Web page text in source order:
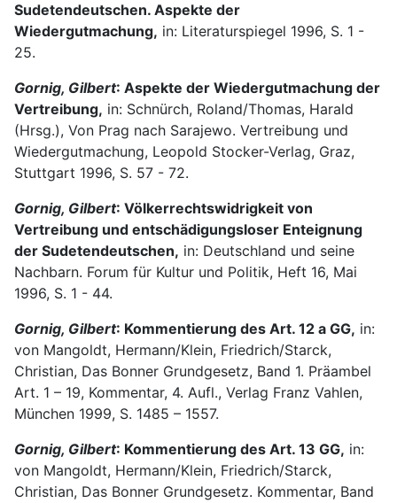
Sudetendeutschen. Aspekte der
Wiedergutmachung, in: Literaturspiegel 1996, S. 1 -
25.
Gornig, Gilbert: Aspekte der Wiedergutmachung der
Vertreibung, in: Schnürch, Roland/Thomas, Harald
(Hrsg.), Von Prag nach Sarajewo. Vertreibung und
Wiedergutmachung, Leopold Stocker-Verlag, Graz,
Stuttgart 1996, S. 57 - 72.
Gornig, Gilbert: Völkerrechtswidrigkeit von
Vertreibung und entschädigungsloser Enteignung
der Sudetendeutschen, in: Deutschland und seine
Nachbarn. Forum für Kultur und Politik, Heft 16, Mai
1996, S. 1 - 44.
Gornig, Gilbert: Kommentierung des Art. 12 a GG, in:
von Mangoldt, Hermann/Klein, Friedrich/Starck,
Christian, Das Bonner Grundgesetz, Band 1. Präambel
Art. 1 – 19, Kommentar, 4. Aufl., Verlag Franz Vahlen,
München 1999, S. 1485 – 1557.
Gornig, Gilbert: Kommentierung des Art. 13 GG, in:
von Mangoldt, Hermann/Klein, Friedrich/Starck,
Christian, Das Bonner Grundgesetz. Kommentar, Band